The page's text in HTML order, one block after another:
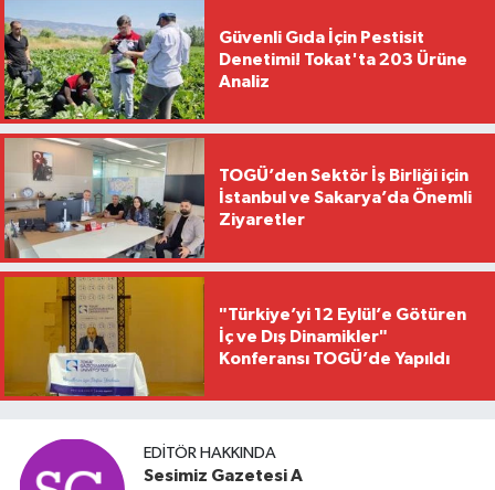
Güvenli Gıda İçin Pestisit
Denetimi! Tokat'ta 203 Ürüne
Analiz
TOGÜ’den Sektör İş Birliği için
İstanbul ve Sakarya’da Önemli
Ziyaretler
"Türkiye’yi 12 Eylül’e Götüren
İç ve Dış Dinamikler"
Konferansı TOGÜ’de Yapıldı
EDITÖR HAKKINDA
Sesimiz Gazetesi A